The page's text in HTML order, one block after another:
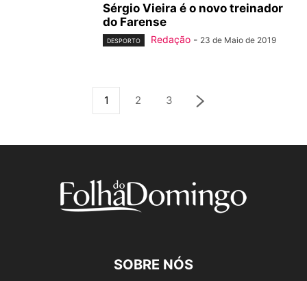
Sérgio Vieira é o novo treinador
do Farense
DESPORTO Redação - 23 de Maio de 2019
1 2 3
SOBRE NÓS